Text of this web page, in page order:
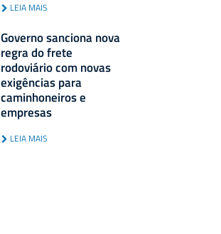
LEIA MAIS
Governo sanciona nova
regra do frete
rodoviário com novas
exigências para
caminhoneiros e
empresas
LEIA MAIS